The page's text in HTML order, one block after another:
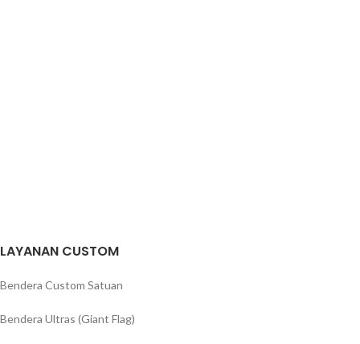
LAYANAN CUSTOM
Bendera Custom Satuan
Bendera Ultras (Giant Flag)